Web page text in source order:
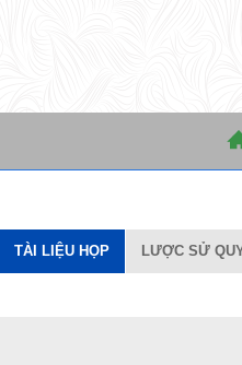
TÀI LIỆU HỌP LƯỢC SỬ